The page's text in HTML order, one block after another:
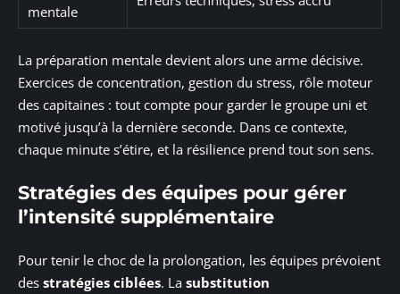
mentale
La préparation mentale devient alors une arme décisive.
Exercices de concentration, gestion du stress, rôle moteur
des capitaines : tout compte pour garder le groupe uni et
motivé jusqu’à la dernière seconde. Dans ce contexte,
chaque minute s’étire, et la résilience prend tout son sens.
Stratégies des équipes pour gérer
l’intensité supplémentaire
Pour tenir le choc de la prolongation, les équipes prévoient
des stratégies ciblées. La substitution